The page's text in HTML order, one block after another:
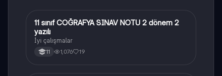
Coğrafya
11 sınıf COĞRAFYA SINAV NOTU 2 dönem 2
yazılı
İyi çalışmalar
11 1,076 19